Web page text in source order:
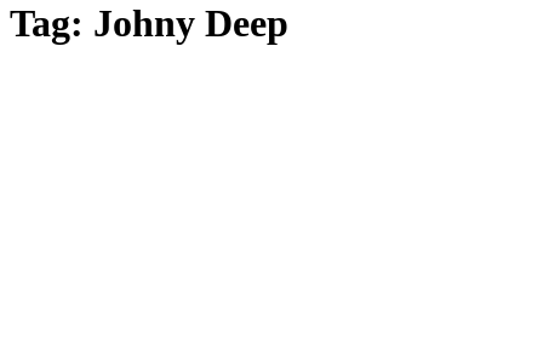
Tag: Johny Deep